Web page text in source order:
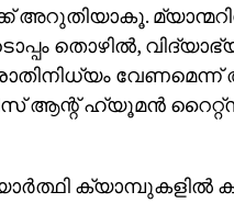
അറുതിയാകൂ.
തൊഴില്‍,
ആന്റ് ഹ്യൂമന്‍
ക്യാമ്പുകളില്‍